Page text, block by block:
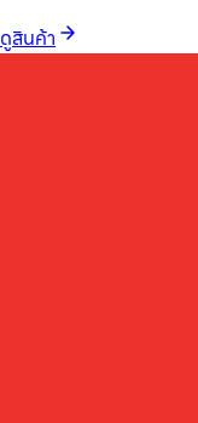
ดูสินค้า